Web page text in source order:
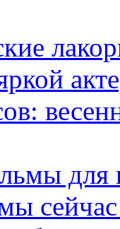
для